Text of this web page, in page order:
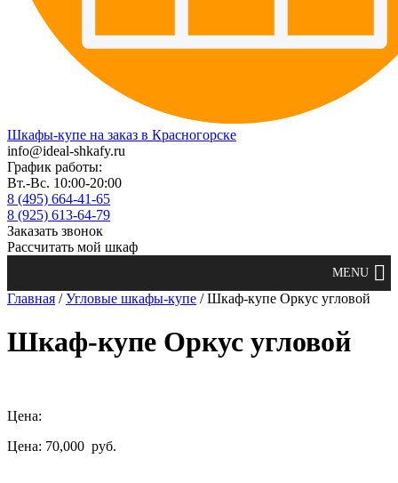
Шкафы-купе на заказ в Красногорске
info@ideal-shkafy.ru
График работы:
Вт.-Вс. 10:00-20:00
8 (495) 664-41-65
8 (925) 613-64-79
Заказать звонок
Рассчитать мой шкаф
Главная /Угловые шкафы-купе / Шкаф-купе Оркус угловой
Шкаф-купе Оркус угловой
Цена:
Цена: 70,000 руб.